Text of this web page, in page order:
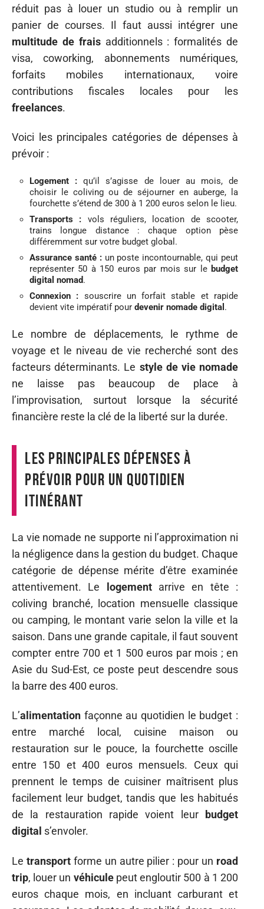
réduit pas à louer un studio ou à remplir un
panier de courses. Il faut aussi intégrer une
multitude de fraisadditionnels : formalités de
visa, coworking, abonnements numériques,
forfaits mobiles internationaux, voire
contributions fiscales locales pour les
freelances.
Voici les principales catégories de dépenses à
prévoir :
Logement : qu’il s’agisse de louer au mois, de
choisir le coliving ou de séjourner en auberge, la
fourchette s’étend de 300 à 1 200 euros selon le lieu.
Transports : vols réguliers, location de scooter,
trains longue distance : chaque option pèse
différemment sur votre budget global.
Assurance santé :un poste incontournable, qui peut
représenter 50 à 150 euros par mois sur le budget
digital nomad.
Connexion : souscrire un forfait stable et rapide
devient vite impératif pour devenir nomade digital .
Le nombre de déplacements, le rythme de
voyage et le niveau de vie recherché sont des
facteurs déterminants. Le style de vie nomade
ne laisse pas beaucoup de place à
l’improvisation, surtout lorsque la sécurité
financière reste la clé de la liberté sur la durée.
Les principales dépenses à
prévoir pour un quotidien
itinérant
La vie nomade ne supporte ni l’approximation ni
la négligence dans la gestion du budget. Chaque
catégorie de dépense mérite d’être examinée
attentivement. Le logementarrive en tête :
coliving branché, location mensuelle classique
ou camping, le montant varie selon la ville et la
saison. Dans une grande capitale, il faut souvent
compter entre 700 et 1 500 euros par mois ; en
Asie du Sud-Est, ce poste peut descendre sous
la barre des 400 euros.
L’alimentation façonne au quotidien le budget :
entre marché local, cuisine maison ou
restauration sur le pouce, la fourchette oscille
entre 150 et 400 euros mensuels. Ceux qui
prennent le temps de cuisiner maîtrisent plus
facilement leur budget, tandis que les habitués
de la restauration rapide voient leur
budget
digital s’envoler.
Le transportforme un autre pilier : pour un road
trip, louer un véhiculepeut engloutir 500 à 1 200
euros chaque mois, en incluant carburant et